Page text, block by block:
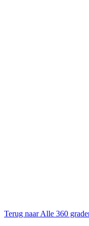
Terug naar Alle 360